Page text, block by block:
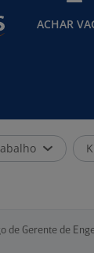
ACHAR
de Gerente de